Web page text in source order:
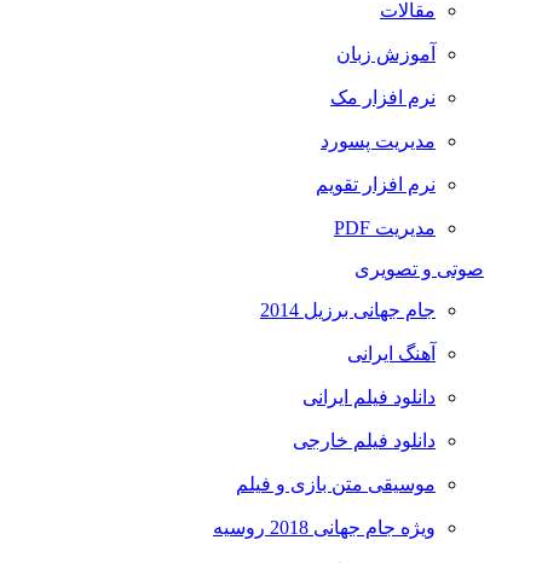
مقالات
آموزش زبان
نرم افزار مک
مدیریت پسورد
نرم افزار تقویم
مدیریت PDF
صوتی و تصویری
جام جهانی برزیل 2014
آهنگ ایرانی
دانلود فیلم ایرانی
دانلود فیلم خارجی
موسیقی متن بازی و فیلم
ویژه جام جهانی 2018 روسیه